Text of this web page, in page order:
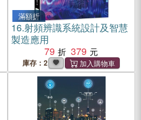
滿額折
16.射頻辨識系統設計及智慧
製造應用
79
379
庫存：2